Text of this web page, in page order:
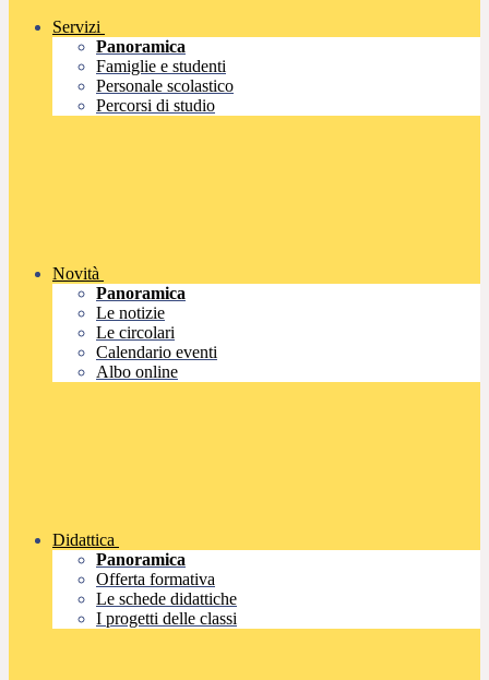
Servizi
Panoramica
Famiglie e studenti
Personale scolastico
Percorsi di studio
Novità
Panoramica
Le notizie
Le circolari
Calendario eventi
Albo online
Didattica
Panoramica
Offerta formativa
Le schede didattiche
I progetti delle classi